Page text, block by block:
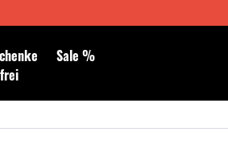
Sale %
abonnieren